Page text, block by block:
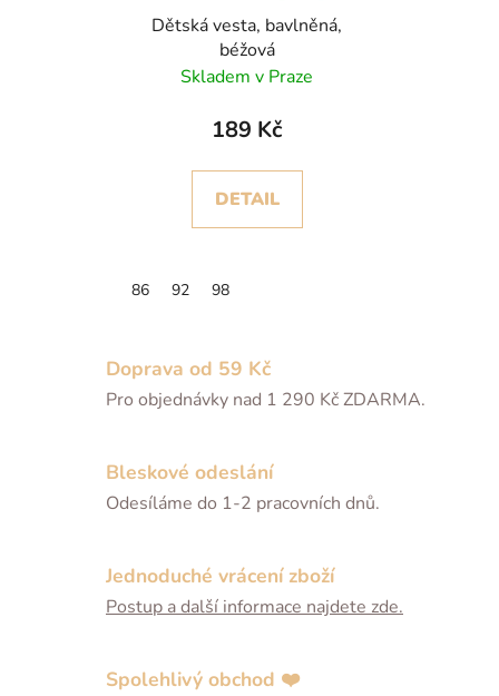
Doprava od 59 Kč
Pro objednávky nad 1 290 Kč ZDARMA.
Bleskové odeslání
Odesíláme do 1-2 pracovních dnů.
Jednoduché vrácení zboží
Postup a další informace najdete zde.
Spolehlivý obchod ❤️
Dětská vesta, bavlněná,
béžová
Skladem v Praze
189 Kč
DETAIL
86 92 98